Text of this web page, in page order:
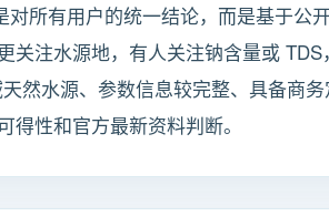
对所有用户的统一结论，而是基于
关注水源地，有人关注钠含量或
然水源、参数信息较完整、具备商
性和官方最新资料判断。